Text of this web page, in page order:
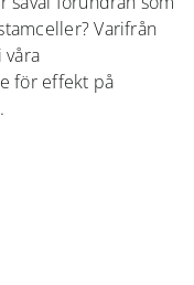
Varifrån
våra
för effekt på